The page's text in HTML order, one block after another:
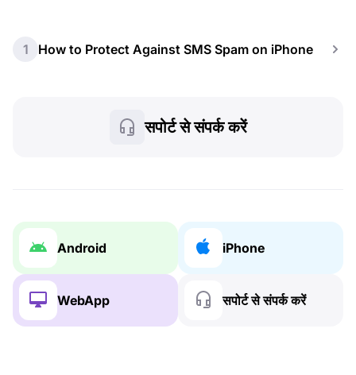
1 How to Protect Against SMS Spam on iPhone
सपोर्ट से संपर्क करें
Android iPhone
WebApp सपोर्ट से संपर्क करें